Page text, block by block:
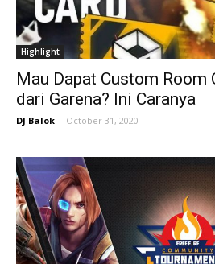
Highlight
Mau Dapat Custom Room
dari Garena? Ini Caranya
DJ Balok - October 31, 2020